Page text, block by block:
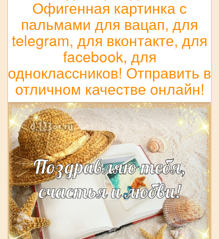
Офигенная картинка с
пальмами для вацап, для
telegram, для вконтакте, для
facebook, для
одноклассников! Отправить в
отличном качестве онлайн!